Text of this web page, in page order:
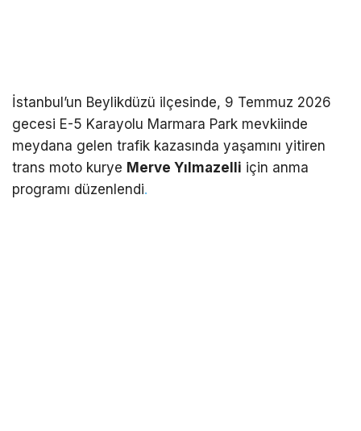
İstanbul’un Beylikdüzü ilçesinde, 9 Temmuz 2026
gecesi E-5 Karayolu Marmara Park mevkiinde
meydana gelen trafik kazasında yaşamını yitiren
trans moto kurye Merve Yılmazelli için anma
programı düzenlendi.